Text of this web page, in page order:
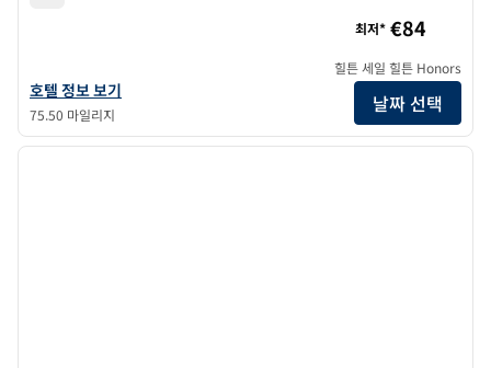
힐튼 가든 인 빌니우스 시티 센터의 호텔 정보 보기
호텔 정보 보기
75.50 마일리지
최저* €84
힐튼 세일 힐튼 Honors
날짜 선택
1/12
1/12
다음